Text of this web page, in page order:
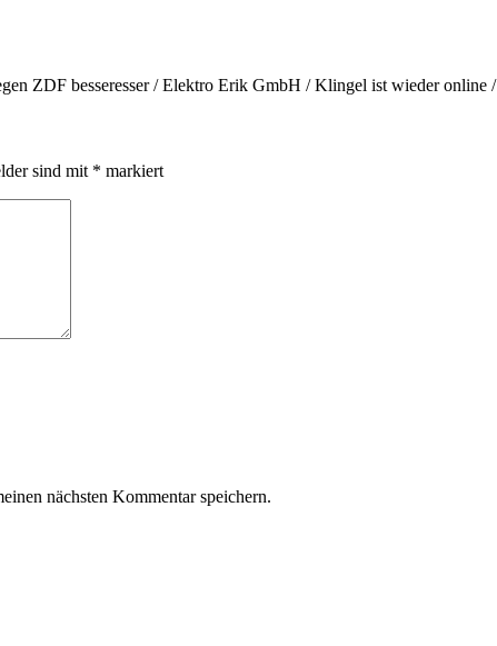
ZDF besseresser / Elektro Erik GmbH / Klingel ist wieder online /
sind mit * markiert
nächsten Kommentar speichern.